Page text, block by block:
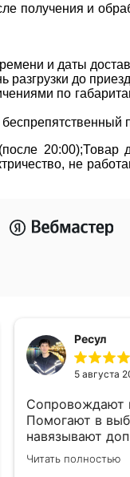
получения и
и даты
до
по
не
Ресул
5 августа
Сопровождают
Помогают в
навязывают
работы, ценами
доволен!
Читать полностью